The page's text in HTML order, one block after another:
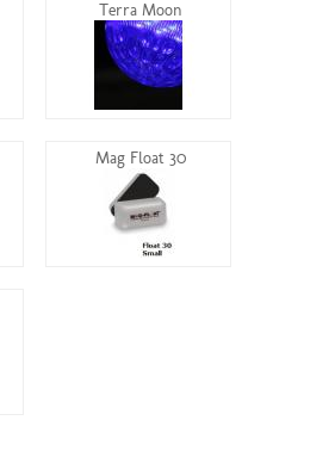
Terra Moon
Mag Float 30